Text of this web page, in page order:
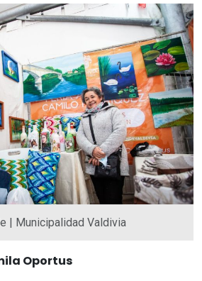
| Municipalidad Valdivia
Oportus